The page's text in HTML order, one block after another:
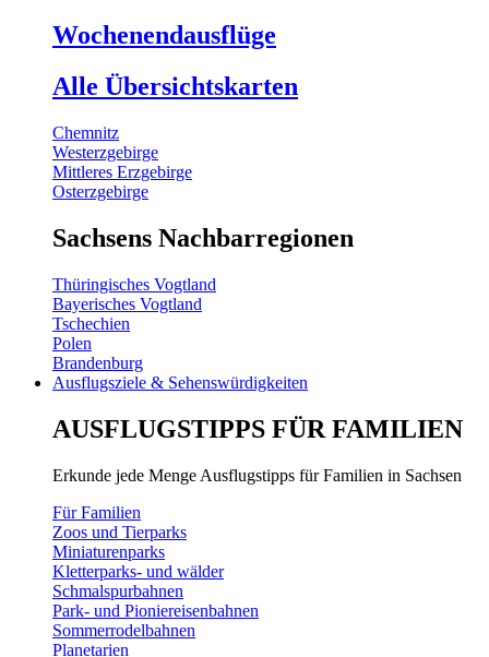
Wochenendausflüge
Alle Übersichtskarten
Chemnitz
Westerzgebirge
Mittleres Erzgebirge
Osterzgebirge
Sachsens Nachbarregionen
Thüringisches Vogtland
Bayerisches Vogtland
Tschechien
Polen
Brandenburg
Ausflugsziele & Sehenswürdigkeiten
AUSFLUGSTIPPS FÜR FAMILIEN
Erkunde jede Menge Ausflugstipps für Familien in Sachsen
Für Familien
Zoos und Tierparks
Miniaturenparks
Kletterparks- und wälder
Schmalspurbahnen
Park- und Pioniereisenbahnen
Sommerrodelbahnen
Planetarien